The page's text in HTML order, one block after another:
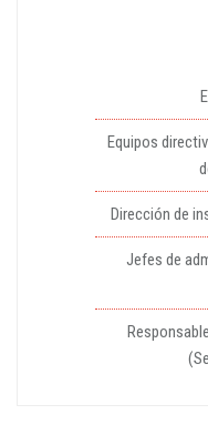
Equipos
Dirección de
Jefes de